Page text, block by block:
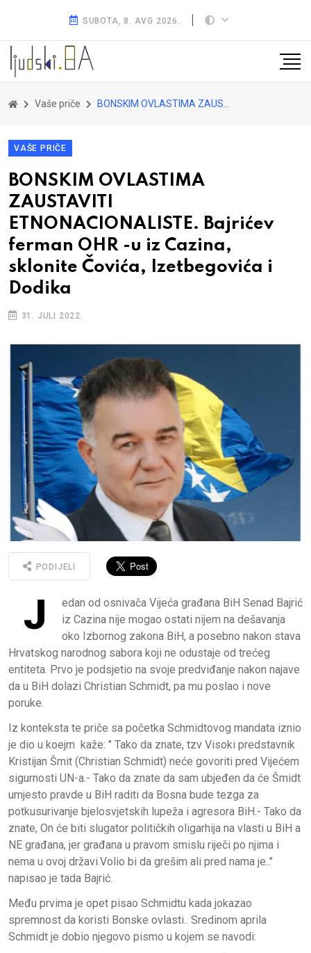
SUBOTA, 8. AVG 2026.
Vaše priče BONSKIM OVLASTIMA ZAUSTAVITI ETNONACIONALISTE. Bajrićev ferman OHR -u iz Cazina, sklonite Čovića, Izetbegovića i Dodika
VAŠE PRIČE
BONSKIM OVLASTIMA
ZAUSTAVITI
ETNONACIONALISTE. Bajrićev
ferman OHR -u iz Cazina,
sklonite Čovića, Izetbegovića i
Dodika
31. JULI 2022.
PODIJELI
J
edan od osnivača Vijeća građana BiH Senad Bajrić
iz Cazina nije mogao ostati nijem na dešavanja
oko Izbornog zakona BiH, a posebno nakon stava
Hrvatskog narodnog sabora koji ne odustaje od trećeg
entiteta. Prvo je podsjetio na svoje predviđanje nakon najave
da u BiH dolazi Christian Schmidt, pa mu poslao i nove
poruke.
Iz konteksta te priče sa početka Schmidtovog mandata iznio
je dio u koejm kaže: " Tako da znate, tzv Visoki predstavnik
Kristijan Šmit (Christian Schmidt) neće govoriti pred Vijećem
sigurnosti UN-a.- Tako da znate da sam ubjeđen da će Šmidt
umjesto pravde u BiH raditi da Bosna bude tezga za
potkusurivanje bjelosvjetskih lupeža i agresora BiH.- Tako da
znate, On će biti slugator političkih oligarhija na vlasti u BiH a
NE građana, jer građana u pravom smislu riječi po njima i
nema u ovoj državi.Volio bi da grešim ali pred nama je.."
napisao je tada Bajrić.
Među prvima je opet pisao Schmidtu kada jokazao
spremnost da koristi Bonske ovlasti.. Sredinom aprila
Schmidt je dobio njegovo pismo u kojem se navodi: